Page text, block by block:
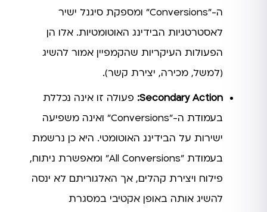
ה-"Conversions" ומספקת סיגנל ישיר
לאסטרטגיות הבידינג האוטומטיות. אלו הן
הפעולות העיקריות שהקמפיין אמור להשיג
(למשל, מכירה, יצירת קשר).
Secondary Action: פעולה זו אינה נכללת
בעמודת ה-"Conversions" ואינה משפיעה
ישירות על הבידינג האוטומטי. היא כן נרשמת
בעמודת "All Conversions" ומאפשרת ניתוח,
פילוח ויצירת קהלים, אך האלגוריתם לא ינסה
להשיג אותה באופן אקטיבי במסגרת